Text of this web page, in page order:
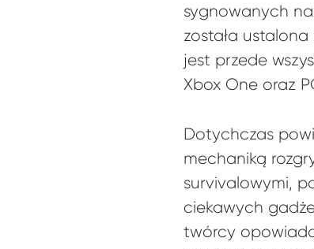
sygnowanych
została
jest przede
Xbox One oraz
Dotychczas
mechaniką
survivalowymi,
ciekawych
twórcy